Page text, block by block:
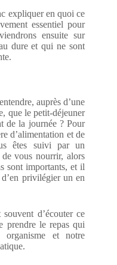
expliquer en quoi ce
essentiel pour
ensuite sur
dure et qui ne sont
auprès d’une
que le petit-déjeuner
de la journée ? Pour
d’alimentation et de
êtes suivi par un
vous nourrir, alors
sont importants, et il
privilégier un en
d’écouter ce
prendre le repas qui
organisme et notre